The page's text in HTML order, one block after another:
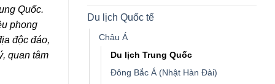
Du lịch Quốc tế
Châu Á
Du lịch Trung Quốc
Đông Bắc Á (Nhật Hàn Đài)
Quốc.
phong
độc đáo,
quan tâm